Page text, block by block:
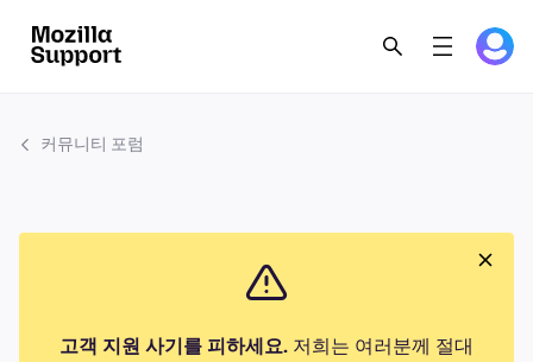
커뮤니티 포럼
고객 지원 사기를 피하세요. 저희는 여러분께 절대